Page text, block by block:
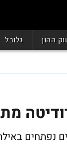
ההון גלובל
עם 2
באילת ובקרית גת